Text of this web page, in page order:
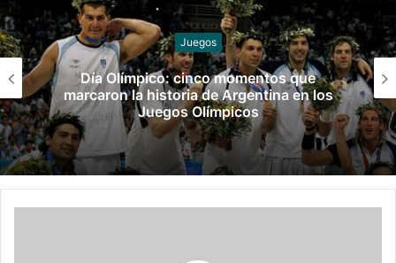
Hockey sobre césped y pista
Los Leones y Las Leonas ya tienen rivales
para la fase de grupos del Mundial